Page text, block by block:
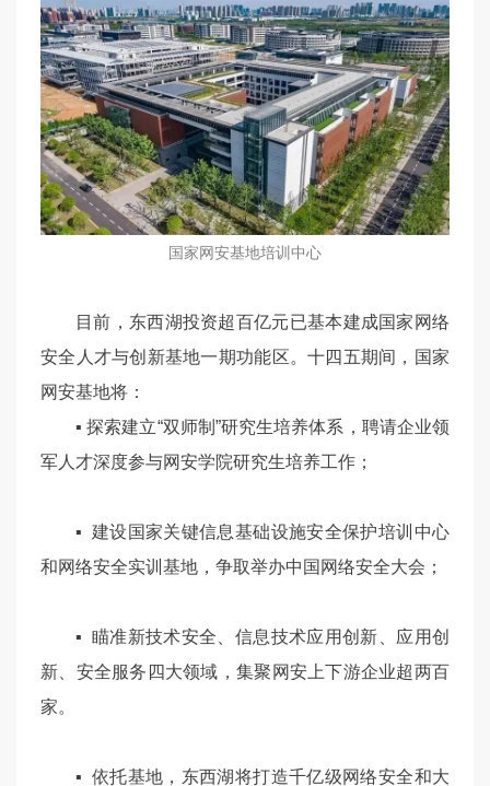
国家网安基地培训中心
目前，东西湖投资超百亿元已基本建成国家网络
安全人才与创新基地一期功能区。十四五期间，国家
网安基地将：
▪ 探索建立“双师制”研究生培养体系，聘请企业领
军人才深度参与网安学院研究生培养工作；
▪ 建设国家关键信息基础设施安全保护培训中心
和网络安全实训基地，争取举办中国网络安全大会；
▪ 瞄准新技术安全、信息技术应用创新、应用创
新、安全服务四大领域，集聚网安上下游企业超两百
家。
▪ 依托基地，东西湖将打造千亿级网络安全和大